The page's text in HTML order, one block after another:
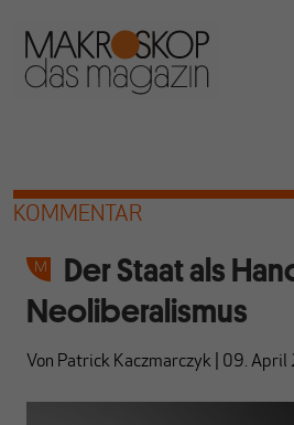
KOMMENTAR
Der Staat als
Neoliberalismus
Von Patrick Kaczmarczyk 09. April